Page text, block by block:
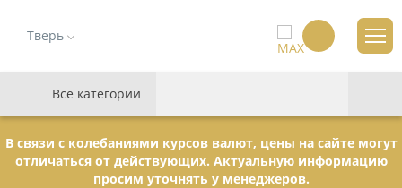
Тверь
Все категории
В связи с колебаниями курсов валют, цены на сайте могут
отличаться от действующих. Актуальную информацию
просим уточнять у менеджеров.